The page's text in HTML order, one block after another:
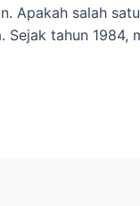
Apakah salah
tahun 1984,